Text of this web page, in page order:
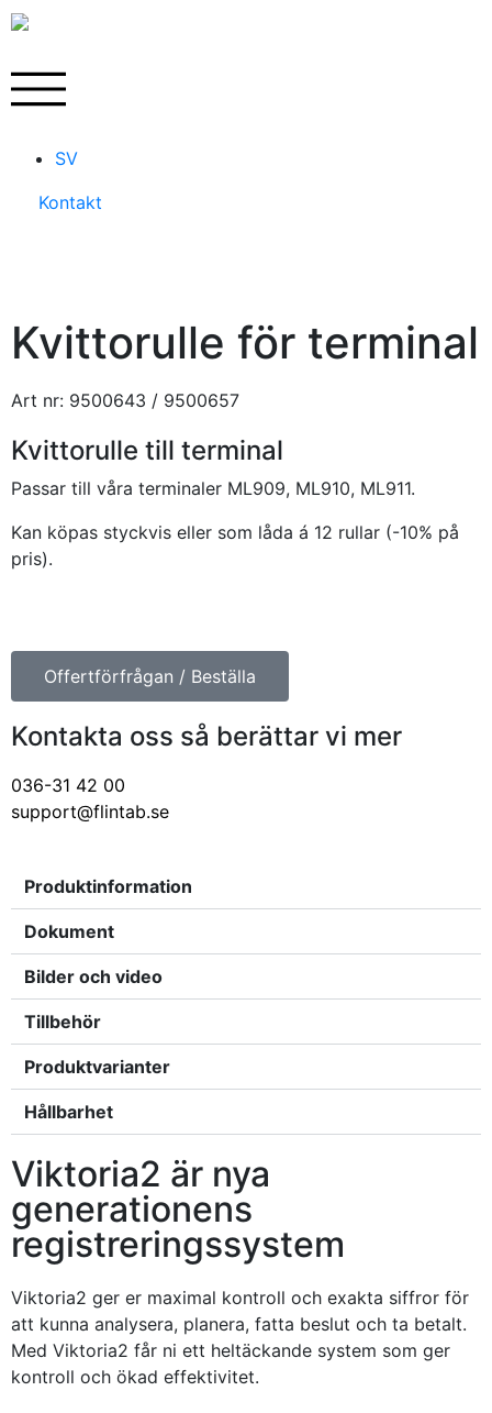
SV
Kontakt
Kvittorulle för terminal
Art nr: 9500643 / 9500657
Kvittorulle till terminal
Passar till våra terminaler ML909, ML910, ML911.
Kan köpas styckvis eller som låda á 12 rullar (-10% på
pris).
Offertförfrågan / Beställa
Kontakta oss så berättar vi mer
036-31 42 00
support@flintab.se
Produktinformation
Dokument
Bilder och video
Tillbehör
Produktvarianter
Hållbarhet
Viktoria2 är nya
generationens
registreringssystem
Viktoria2 ger er maximal kontroll och exakta siffror för
att kunna analysera, planera, fatta beslut och ta betalt.
Med Viktoria2 får ni ett heltäckande system som ger
kontroll och ökad effektivitet.